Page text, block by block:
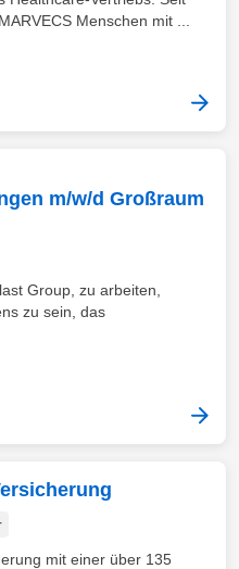
Menschen mit ...
m/w/d Großraum
Group, zu arbeiten,
zu sein, das
mit einer über 135